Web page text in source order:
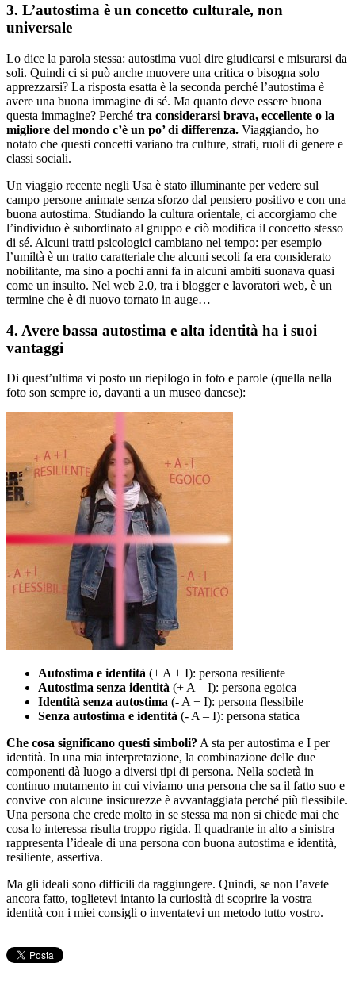
3. L’autostima è un concetto culturale, non
universale
Lo dice la parola stessa: autostima vuol dire giudicarsi e misurarsi da
soli. Quindi ci si può anche muovere una critica o bisogna solo
apprezzarsi? La risposta esatta è la seconda perché l’autostima è
avere una buona immagine di sé. Ma quanto deve essere buona
questa immagine? Perché tra considerarsi brava, eccellente o la
migliore del mondo c’è un po’ di differenza. Viaggiando, ho
notato che questi concetti variano tra culture, strati, ruoli di genere e
classi sociali.
Un viaggio recente negli Usa è stato illuminante per vedere sul
campo persone animate senza sforzo dal pensiero positivo e con una
buona autostima. Studiando la cultura orientale, ci accorgiamo che
l’individuo è subordinato al gruppo e ciò modifica il concetto stesso
di sé. Alcuni tratti psicologici cambiano nel tempo: per esempio
l’umiltà è un tratto caratteriale che alcuni secoli fa era considerato
nobilitante, ma sino a pochi anni fa in alcuni ambiti suonava quasi
come un insulto. Nel web 2.0, tra i blogger e lavoratori web, è un
termine che è di nuovo tornato in auge…
4. Avere bassa autostima e alta identità ha i suoi
vantaggi
Di quest’ultima vi posto un riepilogo in foto e parole (quella nella
foto son sempre io, davanti a un museo danese):
Autostima e identità (+ A + I): persona resiliente
Autostima senza identità (+ A – I): persona egoica
Identità senza autostima (- A + I): persona flessibile
Senza autostima e identità (- A – I): persona statica
Che cosa significano questi simboli? A sta per autostima e I per
identità. In una mia interpretazione, la combinazione delle due
componenti dà luogo a diversi tipi di persona. Nella società in
continuo mutamento in cui viviamo una persona che sa il fatto suo e
convive con alcune insicurezze è avvantaggiata perché più flessibile.
Una persona che crede molto in se stessa ma non si chiede mai che
cosa lo interessa risulta troppo rigida. Il quadrante in alto a sinistra
rappresenta l’ideale di una persona con buona autostima e identità,
resiliente, assertiva.
Ma gli ideali sono difficili da raggiungere. Quindi, se non l’avete
ancora fatto, toglietevi intanto la curiosità di scoprire la vostra
identità con i miei consigli o inventatevi un metodo tutto vostro.